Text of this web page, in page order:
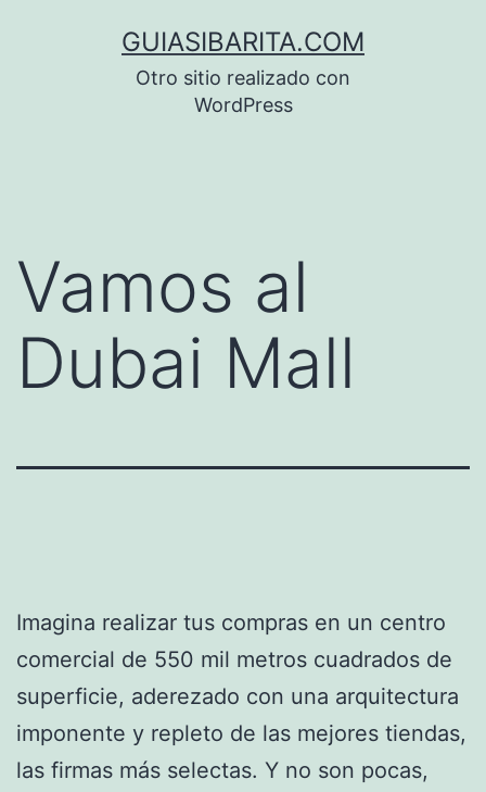
GUIASIBARITA.COM
Otro sitio realizado con
WordPress
Vamos al
Dubai Mall
Imagina realizar tus compras en un centro
comercial de 550 mil metros cuadrados de
superficie, aderezado con una arquitectura
imponente y repleto de las mejores tiendas,
las firmas más selectas. Y no son pocas,